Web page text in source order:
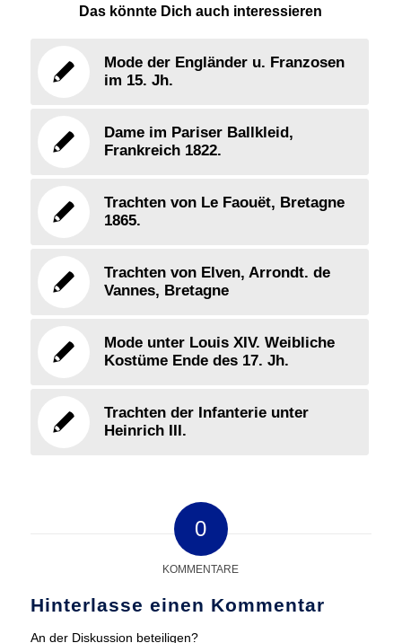
Das könnte Dich auch interessieren
Mode der Engländer u. Franzosen
im 15. Jh.
Dame im Pariser Ballkleid,
Frankreich 1822.
Trachten von Le Faouët, Bretagne
1865.
Trachten von Elven, Arrondt. de
Vannes, Bretagne
Mode unter Louis XIV. Weibliche
Kostüme Ende des 17. Jh.
Trachten der Infanterie unter
Heinrich III.
0
KOMMENTARE
Hinterlasse einen Kommentar
An der Diskussion beteiligen?